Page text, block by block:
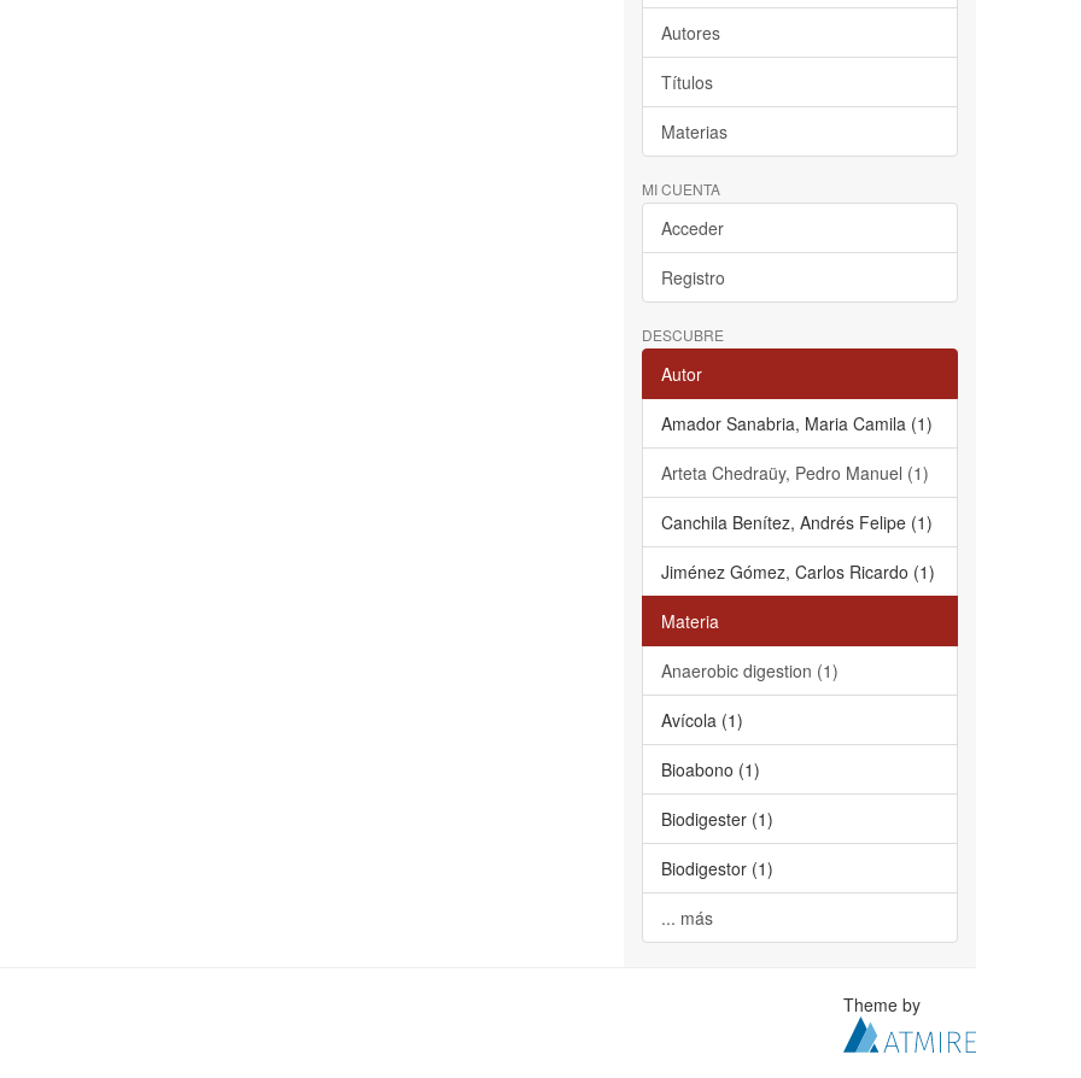
Autores
Títulos
Materias
MI CUENTA
Acceder
Registro
DESCUBRE
Autor
Amador Sanabria, Maria Camila (1)
Arteta Chedraüy, Pedro Manuel (1)
Canchila Benítez, Andrés Felipe (1)
Jiménez Gómez, Carlos Ricardo (1)
Materia
Anaerobic digestion (1)
Avícola (1)
Bioabono (1)
Biodigester (1)
Biodigestor (1)
... más
Theme by